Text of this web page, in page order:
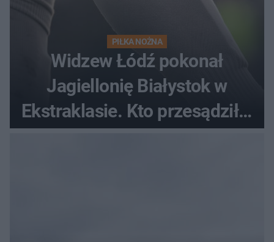
PIŁKA NOŻNA
Widzew Łódź pokonał
Jagiellonię Białystok w
Ekstraklasie. Kto przesądził o